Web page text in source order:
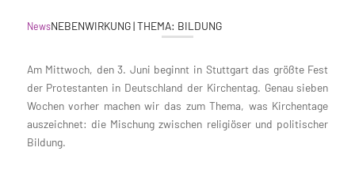
NewsNEBENWIRKUNG | THEMA: BILDUNG
Am Mittwoch, den 3. Juni beginnt in Stuttgart das größte Fest
der Protestanten in Deutschland der Kirchentag. Genau sieben
Wochen vorher machen wir das zum Thema, was Kirchentage
auszeichnet: die Mischung zwischen religiöser und politischer
Bildung.